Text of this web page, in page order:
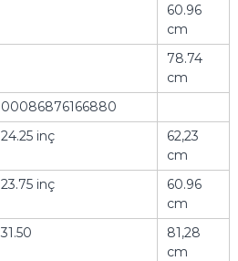
60.96
cm
78.74
cm
00086876166880
24.25 inç
62,23
cm
23.75 inç
60.96
cm
31.50
81,28
cm